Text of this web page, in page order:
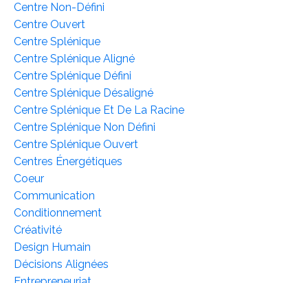
Centre Non-Défini
Centre Ouvert
Centre Splénique
Centre Splénique Aligné
Centre Splénique Défini
Centre Splénique Désaligné
Centre Splénique Et De La Racine
Centre Splénique Non Défini
Centre Splénique Ouvert
Centres Énergétiques
Coeur
Communication
Conditionnement
Créativité
Design Humain
Décisions Alignées